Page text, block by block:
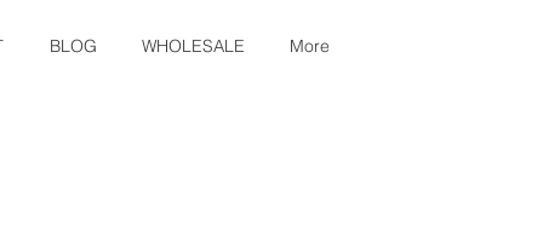
BLOG WHOLESALE More